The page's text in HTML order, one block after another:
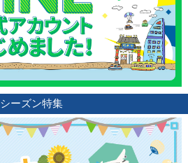
シーズン特集